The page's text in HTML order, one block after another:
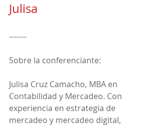
Julisa
-------
Sobre la conferenciante:
Julisa Cruz Camacho, MBA en
Contabilidad y Mercadeo. Con
experiencia en estrategia de
mercadeo y mercadeo digital,